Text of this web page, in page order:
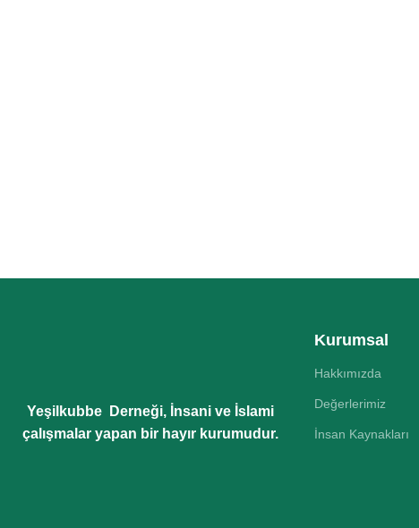
Yeşilkubbe Derneği, İnsani ve İslami
çalışmalar yapan bir hayır kurumudur.
Kurumsal
Hakkımızda
Değerlerimiz
İnsan Kaynakları